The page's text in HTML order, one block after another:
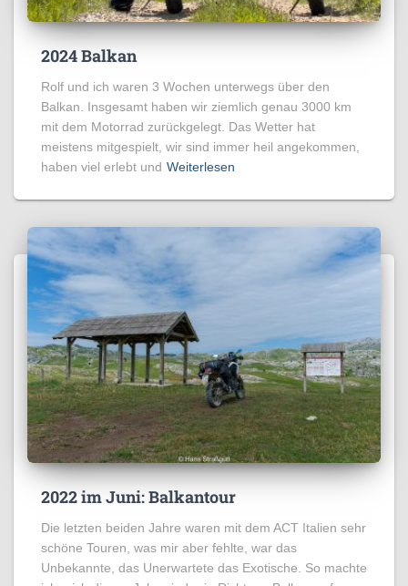
2024 Balkan
Rolf und ich waren 3 Wochen unterwegs über den
Balkan. Insgesamt haben wir ziemlich genau 3000 km
mit dem Motorrad zurückgelegt. Das Wetter hat
meistens mitgespielt, wir sind immer heil angekommen,
haben viel erlebt und Weiterlesen
2022 im Juni: Balkantour
Die letzten beiden Jahre waren mit dem ACT Italien sehr
schöne Touren, was mir aber fehlte, war das
Unbekannte, das Unerwartete das Exotische. So machte